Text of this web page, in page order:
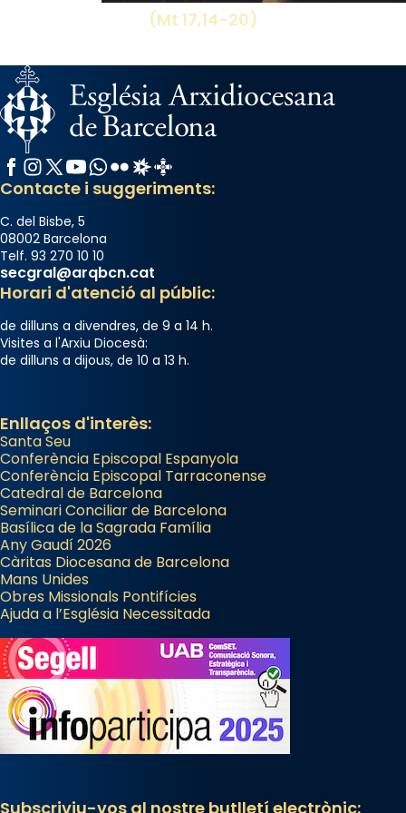
(Mt 17,14-20)
Facebook
Instagram
X / Twitter
YouTube
WhatsApp
FlickrRadio Estel
Catalunya Cristiana
Contacte i suggeriments:
C. del Bisbe, 5
08002 Barcelona
Telf. 93 270 10 10
secgral@arqbcn.cat
Horari d'atenció al públic:
de dilluns a divendres, de 9 a 14 h.
Visites a l'Arxiu Diocesà:
de dilluns a dijous, de 10 a 13 h.
Enllaços d'interès:
Santa Seu
Conferència Episcopal Espanyola
Conferència Episcopal Tarraconense
Catedral de Barcelona
Seminari Conciliar de Barcelona
Basílica de la Sagrada Família
Any Gaudí 2026
Càritas Diocesana de Barcelona
Mans Unides
Obres Missionals Pontifícies
Ajuda a l’Església Necessitada
Subscriviu-vos al nostre butlletí electrònic: